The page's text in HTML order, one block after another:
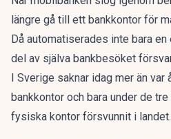
längre gå till ett bankkontor för
Då automatiserades inte bara
del av själva bankbesöket
I Sverige saknar idag mer än var
bankkontor och bara under de
fysiska kontor försvunnit i landet.